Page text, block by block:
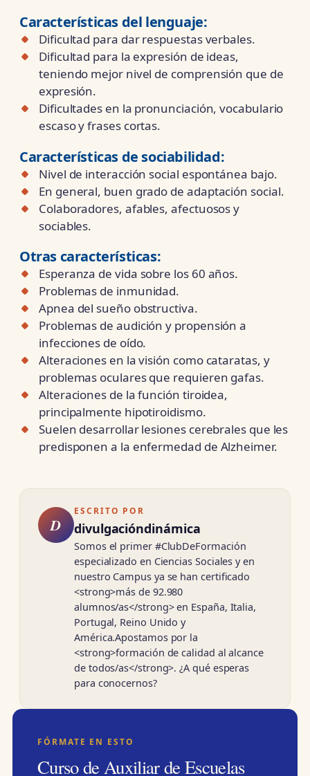
Características del lenguaje:
Dificultad para dar respuestas verbales.
Dificultad para la expresión de ideas,
teniendo mejor nivel de comprensión que de
expresión.
Dificultades en la pronunciación, vocabulario
escaso y frases cortas.
Características de sociabilidad:
Nivel de interacción social espontánea bajo.
En general, buen grado de adaptación social.
Colaboradores, afables, afectuosos y
sociables.
Otras características:
Esperanza de vida sobre los 60 años.
Problemas de inmunidad.
Apnea del sueño obstructiva.
Problemas de audición y propensión a
infecciones de oído.
Alteraciones en la visión como cataratas, y
problemas oculares que requieren gafas.
Alteraciones de la función tiroidea,
principalmente hipotiroidismo.
Suelen desarrollar lesiones cerebrales que les
predisponen a la enfermedad de Alzheimer.
D
ESCRITO POR
divulgacióndinámica
Somos el primer #ClubDeFormación
especializado en Ciencias Sociales y en
nuestro Campus ya se han certificado
<strong>más de 92.980
alumnos/as</strong> en España, Italia,
Portugal, Reino Unido y
América.Apostamos por la
<strong>formación de calidad al alcance
de todos/as</strong>. ¿A qué esperas
para conocernos?
FÓRMATE EN ESTO
Curso de Auxiliar de Escuelas